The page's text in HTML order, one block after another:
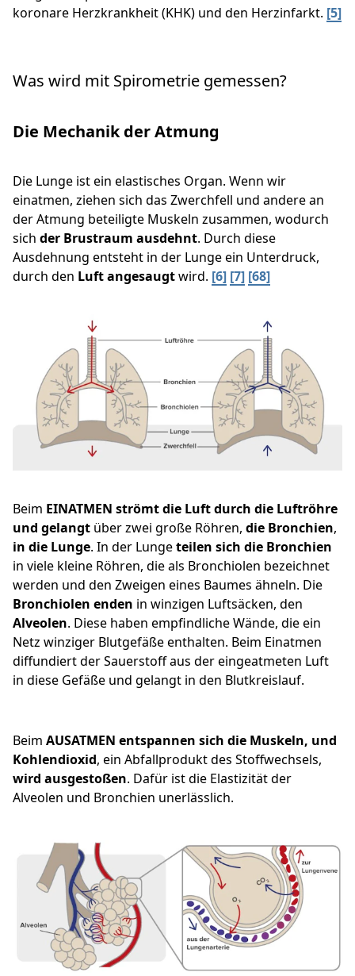
koronare Herzkrankheit (KHK) und den Herzinfarkt. [5]
Was wird mit Spirometrie gemessen?
Die Mechanik der Atmung
Die Lunge ist ein elastisches Organ. Wenn wir
einatmen, ziehen sich das Zwerchfell und andere an
der Atmung beteiligte Muskeln zusammen, wodurch
sich der Brustraum ausdehnt. Durch diese
Ausdehnung entsteht in der Lunge ein Unterdruck,
durch den Luft angesaugtwird. [6] [7] [68]
Beim EINATMEN strömt die Luft durch die Luftröhre
und gelangt über zwei große Röhren, die Bronchien,
in die Lunge. In der Lungeteilen sich die Bronchien
in viele kleine Röhren, die als Bronchiolen bezeichnet
werden und den Zweigen eines Baumes ähneln. Die
Bronchiolen enden in winzigen Luftsäcken, den
Alveolen. Diese haben empfindliche Wände, die ein
Netz winziger Blutgefäße enthalten. Beim Einatmen
diffundiert der Sauerstoff aus der eingeatmeten Luft
in diese Gefäße und gelangt in den Blutkreislauf.
Beim AUSATMEN entspannen sich die Muskeln, und
Kohlendioxid, ein Abfallprodukt des Stoffwechsels,
wird ausgestoßen. Dafür ist die Elastizität der
Alveolen und Bronchien unerlässlich.